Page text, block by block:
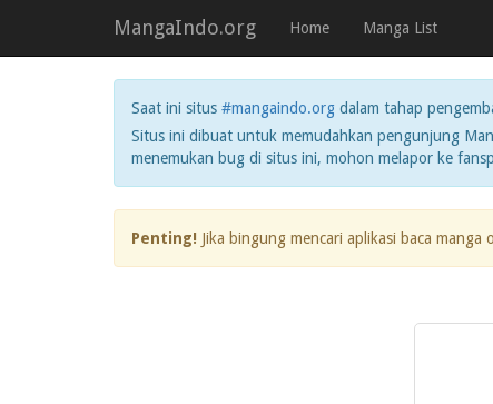
MangaIndo.org Home Manga List
Saat ini situs #mangaindo.org dalam tahap
Situs ini dibuat untuk memudahkan pengunjung
menemukan bug di situs ini, mohon melapor ke
Penting! Jika bingung mencari aplikasi baca